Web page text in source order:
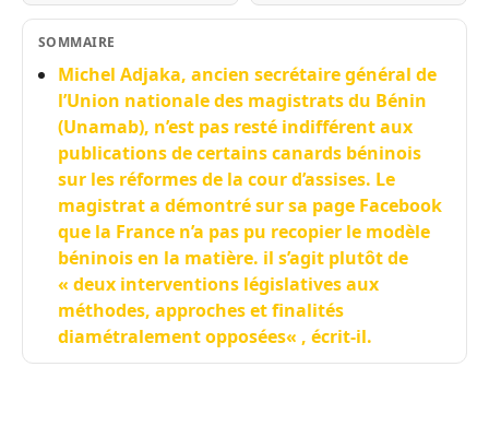
SOMMAIRE
Michel Adjaka, ancien secrétaire général de
l’Union nationale des magistrats du Bénin
(Unamab), n’est pas resté indifférent aux
publications de certains canards béninois
sur les réformes de la cour d’assises. Le
magistrat a démontré sur sa page Facebook
que la France n’a pas pu recopier le modèle
béninois en la matière. il s’agit plutôt de
« deux interventions législatives aux
méthodes, approches et finalités
diamétralement opposées« , écrit-il.